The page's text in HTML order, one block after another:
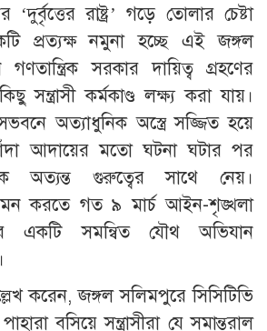
রাষ্ট্র’ গড়ে তোলার চেষ্টা
প্রত্যক্ষ নমুনা হচ্ছে এই জঙ্গল
সরকার দায়িত্ব গ্রহণের
সন্ত্রাসী কর্মকাণ্ড লক্ষ্য করা যায়।
অত্যাধুনিক অস্ত্রে সজ্জিত হয়ে
আদায়ের মতো ঘটনা ঘটার পর
অত্যন্ত গুরুত্বের সাথে নেয়।
করতে গত ৯ মার্চ আইন-শৃঙ্খলা
একটি সমন্বিত যৌথ অভিযান
জঙ্গল সলিমপুরে সিসিটিভি
বসিয়ে সন্ত্রাসীরা যে সমান্তরাল